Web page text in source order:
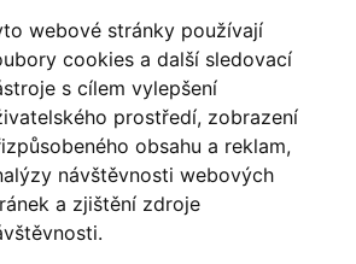
webové stránky používají
cookies a další sledovací
s cílem vylepšení
prostředí, zobrazení
obsahu a reklam,
návštěvnosti webových
a zjištění zdroje
společnost zabývající se dovozem a
designového i stylového nábytku
a dekorací.
Česká republika
267 12 Loděnice u Berouna